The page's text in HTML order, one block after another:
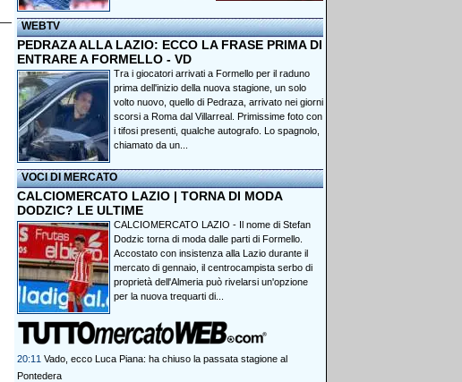
WEBTV
PEDRAZA ALLA LAZIO: ECCO LA FRASE PRIMA DI
ENTRARE A FORMELLO - VD
Tra i giocatori arrivati a Formello per il raduno
prima dell'inizio della nuova stagione, un solo
volto nuovo, quello di Pedraza, arrivato nei giorni
scorsi a Roma dal Villarreal. Primissime foto con
i tifosi presenti, qualche autografo. Lo spagnolo,
chiamato da un...
VOCI DI MERCATO
CALCIOMERCATO LAZIO | TORNA DI MODA
DODZIC? LE ULTIME
CALCIOMERCATO LAZIO - Il nome di Stefan
Dodzic torna di moda dalle parti di Formello.
Accostato con insistenza alla Lazio durante il
mercato di gennaio, il centrocampista serbo di
proprietà dell'Almeria può rivelarsi un'opzione
per la nuova trequarti di...
20:11 Vado, ecco Luca Piana: ha chiuso la passata stagione al
Pontedera